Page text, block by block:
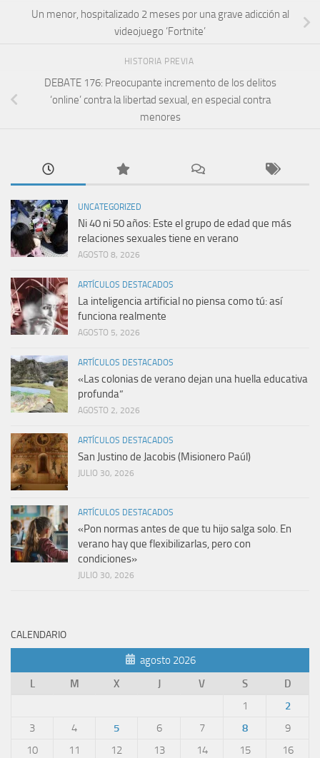
Un menor, hospitalizado 2 meses por una grave adicción al
videojuego ‘Fortnite’
HISTORIA PREVIA
DEBATE 176: Preocupante incremento de los delitos
‘online’ contra la libertad sexual, en especial contra
menores
UNCATEGORIZED
Ni 40 ni 50 años: Este el grupo de edad que más
relaciones sexuales tiene en verano
AGOSTO 8, 2026
ARTÍCULOS DESTACADOS
La inteligencia artificial no piensa como tú: así
funciona realmente
AGOSTO 5, 2026
ARTÍCULOS DESTACADOS
«Las colonias de verano dejan una huella educativa
profunda”
AGOSTO 2, 2026
ARTÍCULOS DESTACADOS
San Justino de Jacobis (Misionero Paúl)
JULIO 30, 2026
ARTÍCULOS DESTACADOS
«Pon normas antes de que tu hijo salga solo. En
verano hay que flexibilizarlas, pero con
condiciones»
JULIO 30, 2026
CALENDARIO
agosto 2026
L
M X J V S
D
1
2
3
4 5 6 7 8
9
10
11 12 13 14 15
16